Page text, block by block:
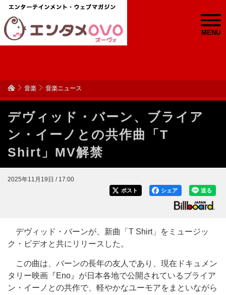
MENU
音楽 音楽ニュース
デヴィッド・バーン、ブライア
ン・イーノとの共作曲「T
Shirt」MV解禁
2025年11月19日 / 17:00
送る
シェア
ポスト
デヴィッド・バーンが、新曲「T Shirt」をミュージッ
ク・ビデオと共にリリースした。
この曲は、バーンの長年の友人であり、現在ドキュメン
タリー映画『Eno』が日本各地で公開されているブライア
ン・イーノとの共作で、軽やかなユーモアをまといながら